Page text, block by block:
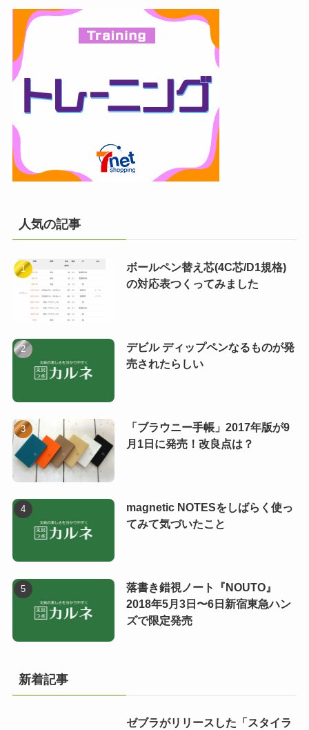
人気の記事
ボールペン替え芯(4C芯/D1規格)
の対応表つくってみました
デビル ディップペンなるものが発
売されたらしい
「ブラウニー手帳」2017年版が9
月1日に発売！改良点は？
magnetic NOTESをしばらく使っ
てみて気づいたこと
落書き錯視ノート『NOUTO』
2018年5月3日〜6日新宿東急ハン
ズで限定発売
新着記事
ゼブラがリリースした「スタイラ